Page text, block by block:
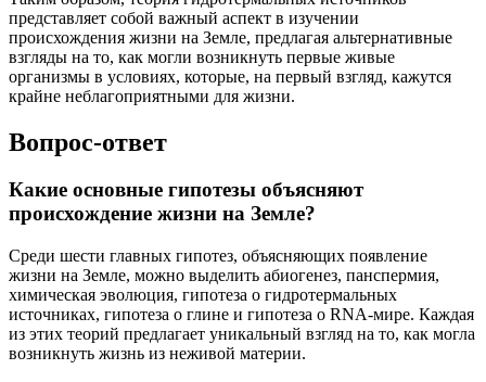
представляет собой важный аспект в изучении
происхождения жизни на Земле, предлагая альтернативные
взгляды на то, как могли возникнуть первые живые
организмы в условиях, которые, на первый взгляд, кажутся
крайне неблагоприятными для жизни.
Вопрос-ответ
Какие основные гипотезы объясняют
происхождение жизни на Земле?
Среди шести главных гипотез, объясняющих появление
жизни на Земле, можно выделить абиогенез, панспермия,
химическая эволюция, гипотеза о гидротермальных
источниках, гипотеза о глине и гипотеза о RNA-мире. Каждая
из этих теорий предлагает уникальный взгляд на то, как могла
возникнуть жизнь из неживой материи.